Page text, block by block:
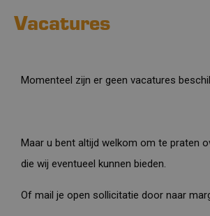
Vacatures
Momenteel zijn er geen vacatures
Maar u bent altijd welkom om te praten
die wij eventueel kunnen bieden.
Of mail je open sollicitatie door naar